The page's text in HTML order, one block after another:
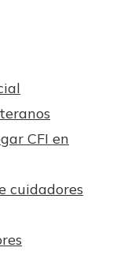
CFI en
cuidadores